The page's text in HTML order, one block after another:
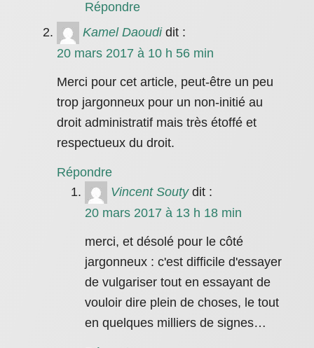
Répondre
Kamel Daoudi dit :
20 mars 2017 à 10 h 56 min
Merci pour cet article, peut-être un peu
trop jargonneux pour un non-initié au
droit administratif mais très étoffé et
respectueux du droit.
Répondre
Vincent Souty dit :
20 mars 2017 à 13 h 18 min
merci, et désolé pour le côté
jargonneux : c'est difficile d'essayer
de vulgariser tout en essayant de
vouloir dire plein de choses, le tout
en quelques milliers de signes…